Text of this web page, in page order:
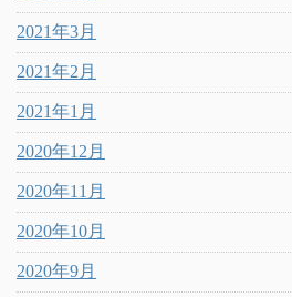
2021年3月
2021年2月
2021年1月
2020年12月
2020年11月
2020年10月
2020年9月